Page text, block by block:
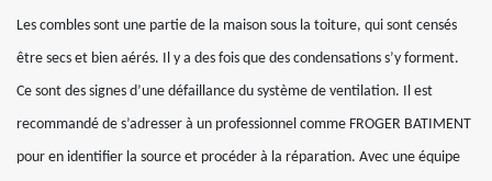
Les combles sont une partie de la maison sous la toiture, qui sont censés
être secs et bien aérés. Il y a des fois que des condensations s’y forment.
Ce sont des signes d’une défaillance du système de ventilation. Il est
recommandé de s’adresser à un professionnel comme FROGER BATIMENT
pour en identifier la source et procéder à la réparation. Avec une équipe